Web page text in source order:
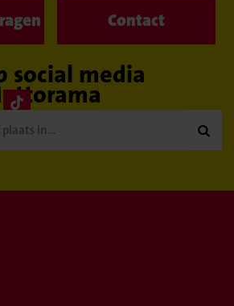
Contact
social media
